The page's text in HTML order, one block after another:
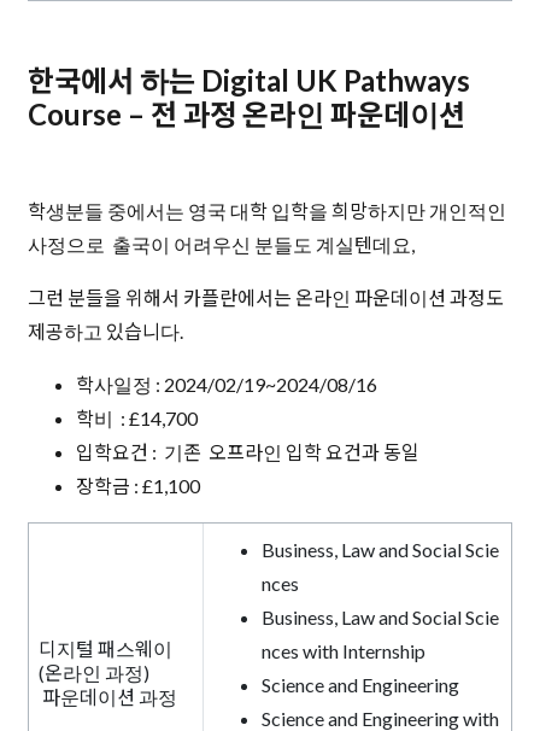
한국에서 하는 Digital UK Pathways
Course – 전 과정 온라인 파운데이션
학생분들 중에서는 영국 대학 입학을 희망하지만 개인적인
사정으로 출국이 어려우신 분들도 계실텐데요,
그런 분들을 위해서 카플란에서는 온라인 파운데이션 과정도
제공하고 있습니다.
학사일정 : 2024/02/19~2024/08/16
학비 : £14,700
입학요건 : 기존 오프라인 입학 요건과 동일
장학금 : £1,100
디지털 패스웨이
(온라인 과정)
파운데이션 과정
Business, Law and Social Scie
nces
Business, Law and Social Scie
nces with Internship
Science and Engineering
Science and Engineering with